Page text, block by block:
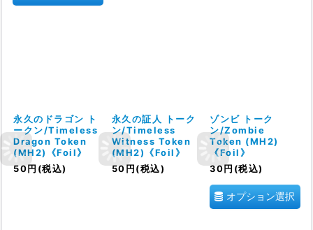
永久のドラゴン ト
ークン/Timeless
Dragon Token
(MH2)《Foil》
50 円 (税込)
永久の証人 トーク
ン/Timeless
Witness Token
(MH2)《Foil》
50 円 (税込)
ゾンビ トーク
ン/Zombie
Token (MH2)
《Foil》
30 円 (税込)
オプション選択